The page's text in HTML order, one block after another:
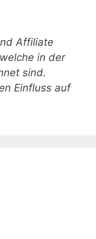
Affiliate
in der
sind.
Einfluss auf